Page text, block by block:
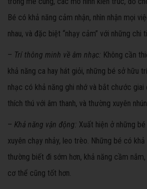
Bé có khả năng cảm nhận, nhìn nhận mọi
nhau, và đặc biệt “nhạy cảm” với những
– Trí thông minh về âm nhạc: Không cần
khả năng ca hay hát giỏi, những bé sở hữu
nhạc có khả năng ghi nhớ và bắt chước giai
thích thú với âm thanh, và thường xuyên
– Khả năng vận động: Xuất hiện ở những
xuyên chạy nhảy, leo trèo. Những bé có
thường biết đi sớm hơn, khả năng cầm
cơ thể cũng tốt hơn.